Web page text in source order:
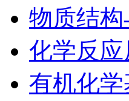
物质结
化学反应
有机化学